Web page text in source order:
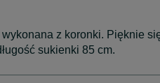
z koronki. Pięknie
sukienki 85 cm.